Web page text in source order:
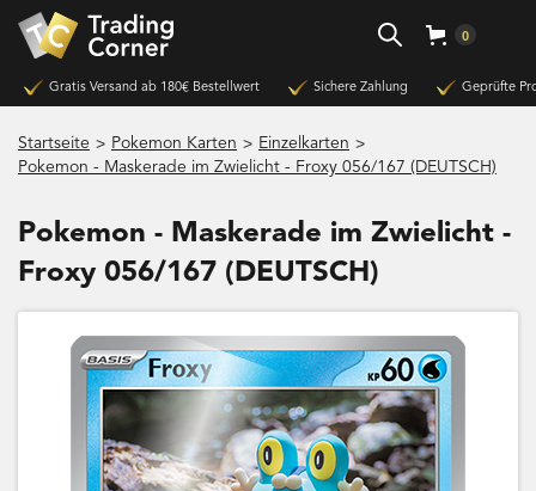
0
Gratis Versand ab 180€ Bestellwert Sichere Zahlung Geprüfte
Startseite > Pokemon Karten > Einzelkarten >
Pokemon - Maskerade im Zwielicht - Froxy 056/167 (DEUTSCH)
Pokemon - Maskerade im Zwielicht -
Froxy 056/167 (DEUTSCH)